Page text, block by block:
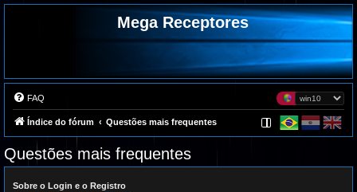
Mega Receptores
FAQ
Índice do fórum Questões mais frequentes
Questões mais frequentes
Sobre o Login e o Registro